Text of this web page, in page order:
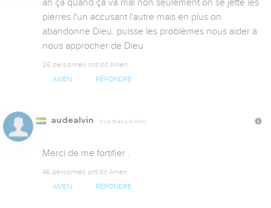
ah çà quand çà va mal non seulement on se jette les
pierres l'un accusant l'autre mais en plus on
abandonne Dieu. puisse les problèmes nous aider à
nous approcher de Dieu
28 personnes ont dit Amen
AMEN RÉPONDRE
audealvin Il y a 13 ans, 6 mois
Merci de me fortifier .
46 personnes ont dit Amen
AMEN RÉPONDRE